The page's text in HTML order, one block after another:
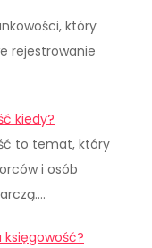
który
rejestrowanie
kiedy?
to temat, który
i osób
księgowość?